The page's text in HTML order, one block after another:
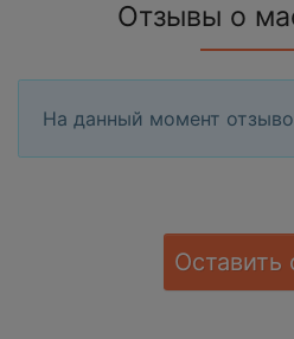
Отзывы о
На данный момент
Оставить